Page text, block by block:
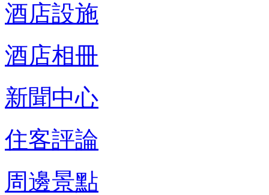
酒店設施
酒店相冊
新聞中心
住客評論
周邊景點